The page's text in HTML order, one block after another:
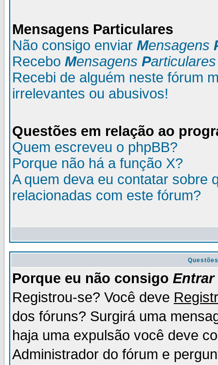
Mensagens Particulares
Não consigo enviar Mensagens
Recebo Mensagens Particulares
Recebi de alguém neste fórum
irrelevantes ou abusivos!
Questões em relação ao
Quem escreveu o phpBB?
Porque não há a função X?
A quem deva eu contatar sobre
relacionadas com este fórum?
Porque eu não consigo Entrar
Registrou-se? Você deve
dos fóruns? Surgirá uma
haja uma expulsão você deve
Administrador do fórum e